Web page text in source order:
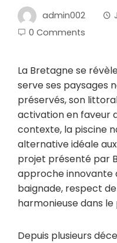
admin002
0 Comments
La Bretagne se
serve ses paysages
préservés, son
activation en faveur
contexte, la piscine
alternative idéale
projet présenté par
approche innovante
baignade, respect
harmonieuse dans
Depuis plusieurs